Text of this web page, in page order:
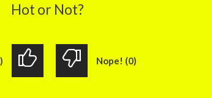
Hot or Not?
Nope! (0)